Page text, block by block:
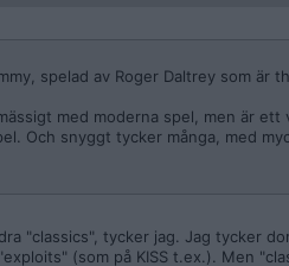
spelad av Roger Daltrey som är
med moderna spel, men är
Och snyggt tycker många, med
"classics", tycker jag. Jag tycker
(som på KISS t.ex.). Men